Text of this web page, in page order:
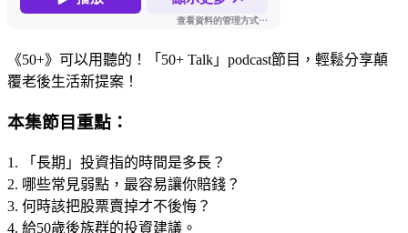
《50+》可以用聽的！「50+ Talk」podcast節目，輕鬆分享顛
覆老後生活新提案！
本集節目重點：
1. 「長期」投資指的時間是多長？
2. 哪些常見弱點，最容易讓你賠錢？
3. 何時該把股票賣掉才不後悔？
4. 給50歲後族群的投資建議。